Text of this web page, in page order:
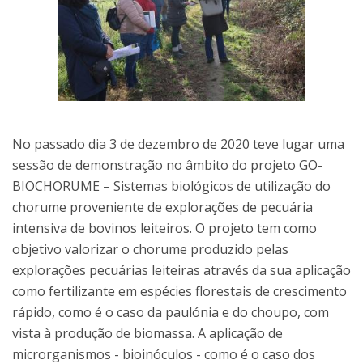
No passado dia 3 de dezembro de 2020 teve lugar uma
sessão de demonstração no âmbito do projeto GO-
BIOCHORUME – Sistemas biológicos de utilização do
chorume proveniente de explorações de pecuária
intensiva de bovinos leiteiros. O projeto tem como
objetivo valorizar o chorume produzido pelas
explorações pecuárias leiteiras através da sua aplicação
como fertilizante em espécies florestais de crescimento
rápido, como é o caso da paulónia e do choupo, com
vista à produção de biomassa. A aplicação de
microrganismos - bioinóculos - como é o caso dos